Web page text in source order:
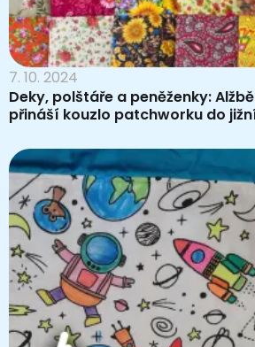
7. 10. 2024
Deky, polštáře a peněženky:
přináší kouzlo patchworku do